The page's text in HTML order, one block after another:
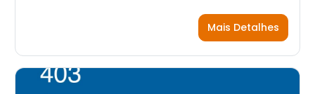
Mais Detalhes